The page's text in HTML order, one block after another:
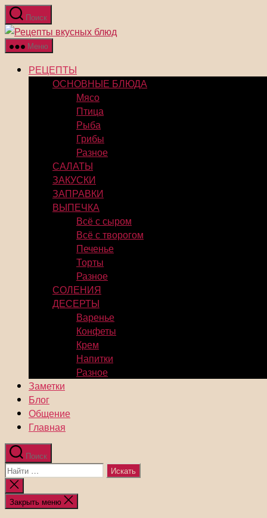
Перейти
к
содержимому
Поиск
Меню
РЕЦЕПТЫ
ОСНОВНЫЕ БЛЮДА
Мясо
Птица
Рыба
Грибы
Разное
САЛАТЫ
ЗАКУСКИ
ЗАПРАВКИ
ВЫПЕЧКА
Всё с сыром
Всё с творогом
Печенье
Торты
Разное
СОЛЕНИЯ
ДЕСЕРТЫ
Варенье
Конфеты
Крем
Напитки
Разное
Заметки
Блог
Общение
Главная
Поиск
Поиск:
Закрыть
поиск
Закрыть меню